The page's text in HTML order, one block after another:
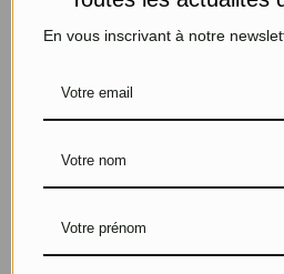
Boucles d’oreilles
Argent, Labradorites et
Pierres fines
En vous inscrivant à notre